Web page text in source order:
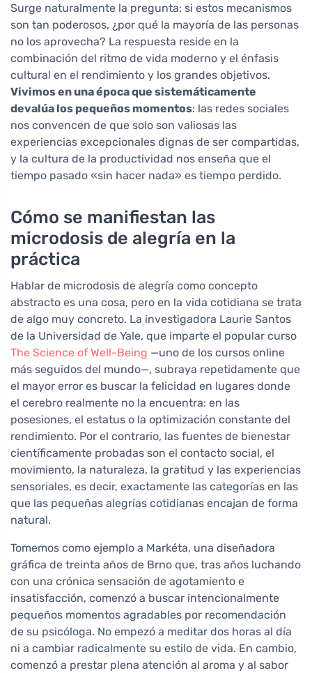
Surge naturalmente la pregunta: si estos mecanismos
son tan poderosos, ¿por qué la mayoría de las personas
no los aprovecha? La respuesta reside en la
combinación del ritmo de vida moderno y el énfasis
cultural en el rendimiento y los grandes objetivos.
Vivimos en una época que sistemáticamente
devalúa los pequeños momentos: las redes sociales
nos convencen de que solo son valiosas las
experiencias excepcionales dignas de ser compartidas,
y la cultura de la productividad nos enseña que el
tiempo pasado «sin hacer nada» es tiempo perdido.
Cómo se manifiestan las
microdosis de alegría en la
práctica
Hablar de microdosis de alegría como concepto
abstracto es una cosa, pero en la vida cotidiana se trata
de algo muy concreto. La investigadora Laurie Santos
de la Universidad de Yale, que imparte el popular curso
The Science of Well-Being —uno de los cursos online
más seguidos del mundo—, subraya repetidamente que
el mayor error es buscar la felicidad en lugares donde
el cerebro realmente no la encuentra: en las
posesiones, el estatus o la optimización constante del
rendimiento. Por el contrario, las fuentes de bienestar
científicamente probadas son el contacto social, el
movimiento, la naturaleza, la gratitud y las experiencias
sensoriales, es decir, exactamente las categorías en las
que las pequeñas alegrías cotidianas encajan de forma
natural.
Tomemos como ejemplo a Markéta, una diseñadora
gráfica de treinta años de Brno que, tras años luchando
con una crónica sensación de agotamiento e
insatisfacción, comenzó a buscar intencionalmente
pequeños momentos agradables por recomendación
de su psicóloga. No empezó a meditar dos horas al día
ni a cambiar radicalmente su estilo de vida. En cambio,
comenzó a prestar plena atención al aroma y al sabor